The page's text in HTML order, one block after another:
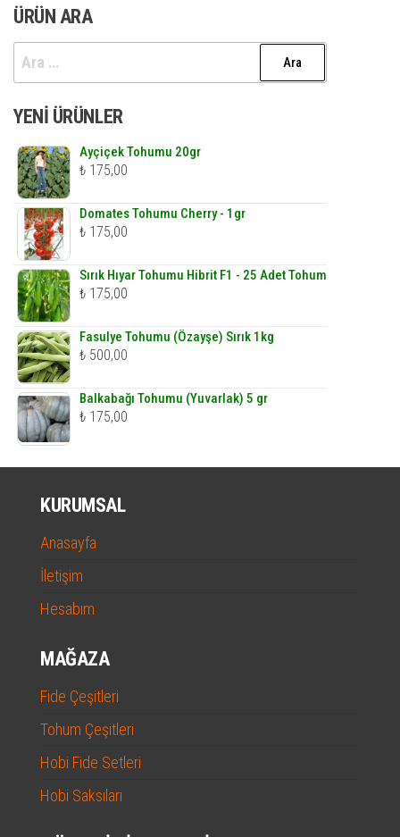
ÜRÜN ARA
Arama:
YENI ÜRÜNLER
Ayçiçek Tohumu 20gr
₺ 175,00
Domates Tohumu Cherry - 1gr
₺ 175,00
Sırık Hıyar Tohumu Hibrit F1 - 25 Adet Tohum
₺ 175,00
Fasulye Tohumu (Özayşe) Sırık 1kg
₺ 500,00
Balkabağı Tohumu (Yuvarlak) 5 gr
₺ 175,00
KURUMSAL
Anasayfa
İletişim
Hesabım
MAĞAZA
Fide Çeşitleri
Tohum Çeşitleri
Hobi Fide Setleri
Hobi Saksıları